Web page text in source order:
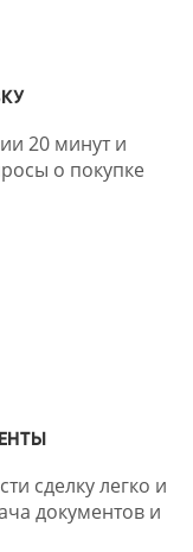
20 минут и
о покупке
сделку легко и
документов и